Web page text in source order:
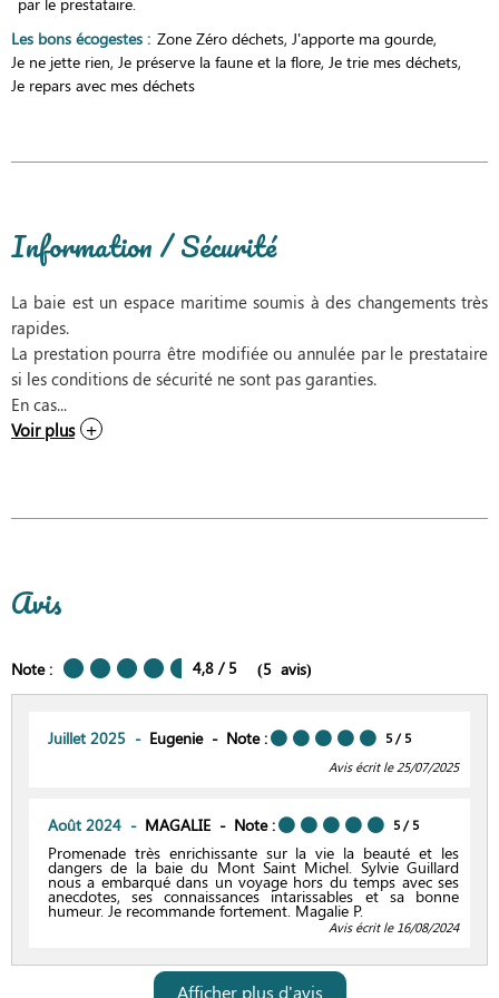
Les bons écogestes : Zone Zéro déchets J'apporte ma gourde
Je ne jette rien Je préserve la faune et la flore Je trie mes déchets
Je repars avec mes déchets
Information / Sécurité
La baie est un espace maritime soumis à des changements très
rapides.
La prestation pourra être modifiée ou annulée par le prestataire
si les conditions de sécurité ne sont pas garanties.
En cas...
Voir plus
Avis
Note : 4,8 / 5 (5 avis)
Juillet 2025 Eugenie Note : 5 / 5
Avis écrit le 25/07/2025
Août 2024 MAGALIE Note : 5 / 5
Promenade très enrichissante sur la vie la beauté et les
dangers de la baie du Mont Saint Michel. Sylvie Guillard
nous a embarqué dans un voyage hors du temps avec ses
anecdotes, ses connaissances intarissables et sa bonne
humeur. Je recommande fortement. Magalie P.
Avis écrit le 16/08/2024
Afficher plus d'avis